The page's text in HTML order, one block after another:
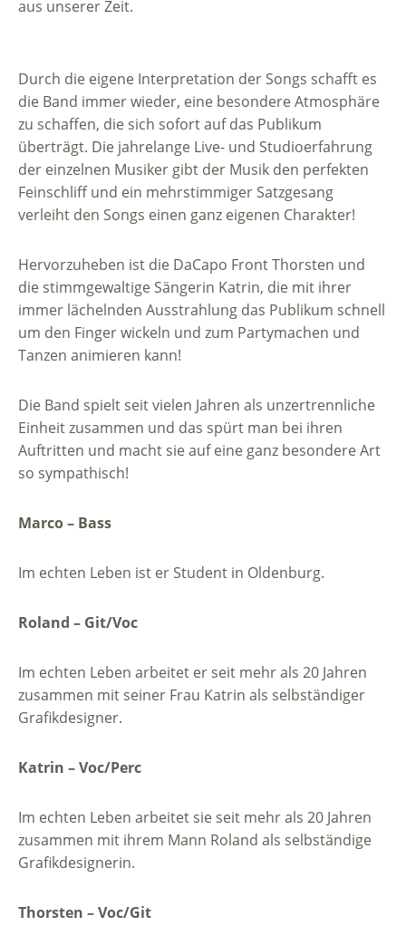
aus unserer Zeit.
Durch die eigene Interpretation der Songs schafft es
die Band immer wieder, eine besondere Atmosphäre
zu schaffen, die sich sofort auf das Publikum
überträgt. Die jahrelange Live- und Studioerfahrung
der einzelnen Musiker gibt der Musik den perfekten
Feinschliff und ein mehrstimmiger Satzgesang
verleiht den Songs einen ganz eigenen Charakter!
Hervorzuheben ist die DaCapo Front Thorsten und
die stimmgewaltige Sängerin Katrin, die mit ihrer
immer lächelnden Ausstrahlung das Publikum schnell
um den Finger wickeln und zum Partymachen und
Tanzen animieren kann!
Die Band spielt seit vielen Jahren als unzertrennliche
Einheit zusammen und das spürt man bei ihren
Auftritten und macht sie auf eine ganz besondere Art
so sympathisch!
Marco – Bass
Im echten Leben ist er Student in Oldenburg.
Roland – Git/Voc
Im echten Leben arbeitet er seit mehr als 20 Jahren
zusammen mit seiner Frau Katrin als selbständiger
Grafikdesigner.
Katrin – Voc/Perc
Im echten Leben arbeitet sie seit mehr als 20 Jahren
zusammen mit ihrem Mann Roland als selbständige
Grafikdesignerin.
Thorsten – Voc/Git